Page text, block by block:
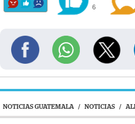
6
NOTICIAS GUATEMALA / NOTICIAS /